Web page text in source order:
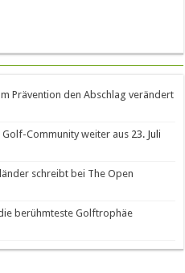
Prävention den Abschlag verändert
Community weiter aus 23. Juli
schreibt bei The Open
berühmteste Golftrophäe